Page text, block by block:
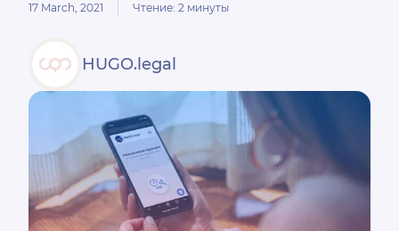
17 March, 2021 Чтение: 2 минуты
HUGO.legal